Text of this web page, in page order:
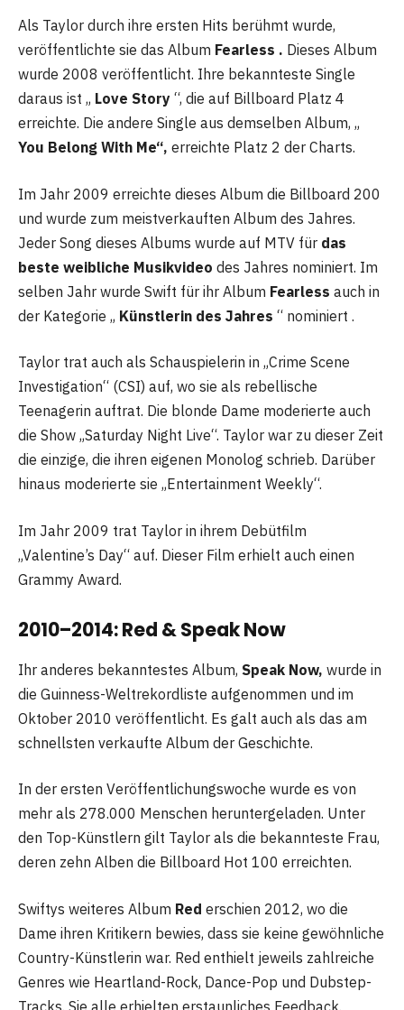
Als Taylor durch ihre ersten Hits berühmt wurde,
veröffentlichte sie das Album Fearless . Dieses Album
wurde 2008 veröffentlicht. Ihre bekannteste Single
daraus ist „ Love Story “, die auf Billboard Platz 4
erreichte. Die andere Single aus demselben Album, „
You Belong With Me“, erreichte Platz 2 der Charts.
Im Jahr 2009 erreichte dieses Album die Billboard 200
und wurde zum meistverkauften Album des Jahres.
Jeder Song dieses Albums wurde auf MTV für das
beste weibliche Musikvideo des Jahres nominiert. Im
selben Jahr wurde Swift für ihr Album Fearless auch in
der Kategorie „ Künstlerin des Jahres “ nominiert .
Taylor trat auch als Schauspielerin in „Crime Scene
Investigation“ (CSI) auf, wo sie als rebellische
Teenagerin auftrat. Die blonde Dame moderierte auch
die Show „Saturday Night Live“. Taylor war zu dieser Zeit
die einzige, die ihren eigenen Monolog schrieb. Darüber
hinaus moderierte sie „Entertainment Weekly“.
Im Jahr 2009 trat Taylor in ihrem Debütfilm
„Valentine’s Day“ auf. Dieser Film erhielt auch einen
Grammy Award.
2010–2014: Red & Speak Now
Ihr anderes bekanntestes Album, Speak Now, wurde in
die Guinness-Weltrekordliste aufgenommen und im
Oktober 2010 veröffentlicht. Es galt auch als das am
schnellsten verkaufte Album der Geschichte.
In der ersten Veröffentlichungswoche wurde es von
mehr als 278.000 Menschen heruntergeladen. Unter
den Top-Künstlern gilt Taylor als die bekannteste Frau,
deren zehn Alben die Billboard Hot 100 erreichten.
Swiftys weiteres Album Red erschien 2012, wo die
Dame ihren Kritikern bewies, dass sie keine gewöhnliche
Country-Künstlerin war. Red enthielt jeweils zahlreiche
Genres wie Heartland-Rock, Dance-Pop und Dubstep-
Tracks. Sie alle erhielten erstaunliches Feedback.